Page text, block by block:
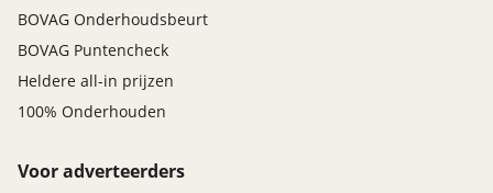
BOVAG Onderhoudsbeurt
BOVAG Puntencheck
Heldere all-in prijzen
100% Onderhouden
Voor adverteerders